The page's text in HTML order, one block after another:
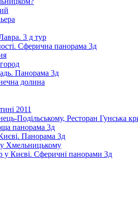
3 д тур
Сферична панорама 3д
Панорама 3д
долина
2011
Подільському, Ресторан Гунська
панорама 3д
Панорама 3д
Хмельницькому
у Києві. Сферичні панорами 3д